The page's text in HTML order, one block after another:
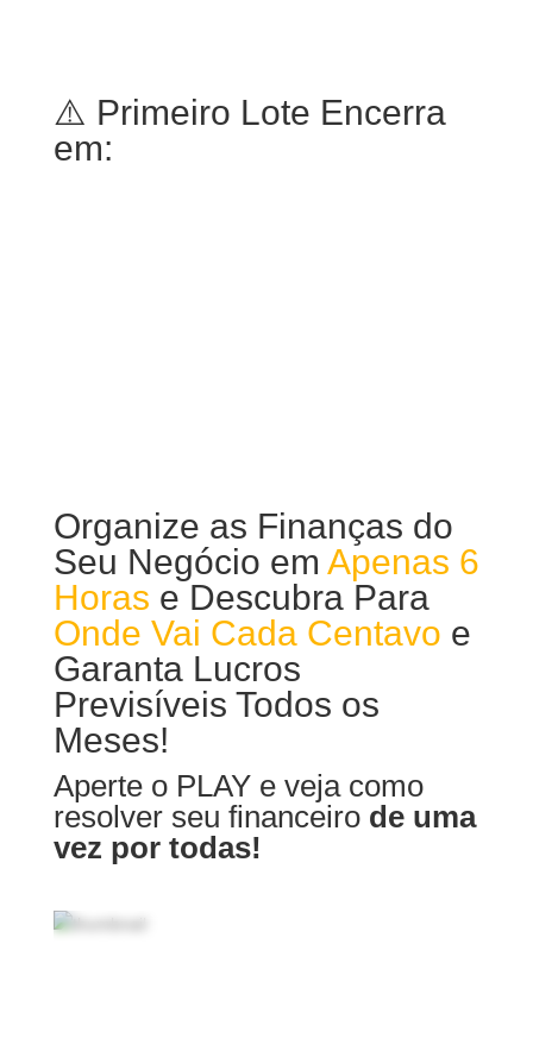
⚠️ Primeiro Lote Encerra
em:
Organize as Finanças do
Seu Negócio em Apenas 6
Horas e Descubra Para
Onde Vai Cada Centavo e
Garanta Lucros
Previsíveis Todos os
Meses!
Aperte o PLAY e veja como
resolver seu financeiro de uma
vez por todas!